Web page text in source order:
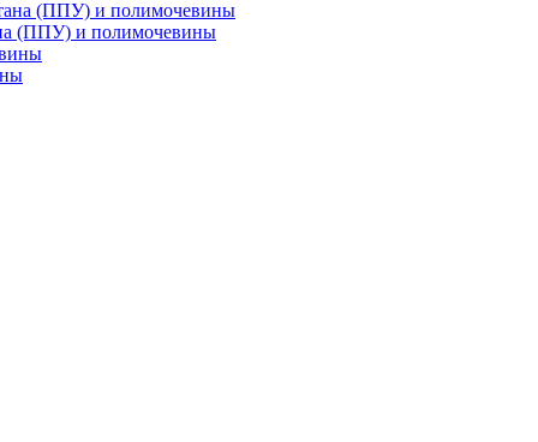
(ППУ) и полимочевины